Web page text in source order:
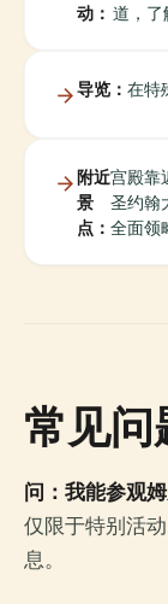
动： 道，了
导览： 在特
附近
景
点：
宫殿靠
圣约翰
全面领
常见
问：我能参观
仅限于特别活
息。